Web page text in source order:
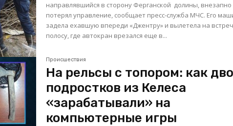
направлявшийся в сторону Ферганской долины, внезапно
потерял управление, сообщает пресс-служба МЧС. Его
задела ехавшую впереди «Джентру» и вылетела на
полосу, где автокран врезался еще в...
Происшествия
На рельсы с топором: как
подростков из Келеса
«зарабатывали» на
компьютерные игры